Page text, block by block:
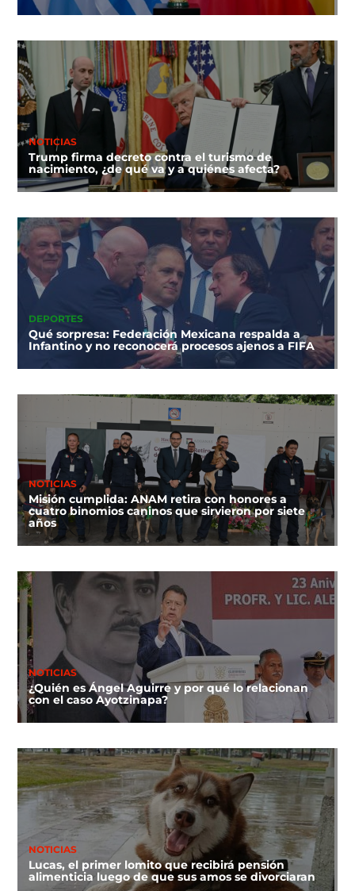
NOTICIAS
Trump firma decreto contra el turismo de
nacimiento, ¿de qué va y a quiénes afecta?
DEPORTES
Qué sorpresa: Federación Mexicana respalda a
Infantino y no reconocerá procesos ajenos a FIFA
NOTICIAS
Misión cumplida: ANAM retira con honores a
cuatro binomios caninos que sirvieron por siete
años
NOTICIAS
¿Quién es Ángel Aguirre y por qué lo relacionan
con el caso Ayotzinapa?
NOTICIAS
Lucas, el primer lomito que recibirá pensión
alimenticia luego de que sus amos se divorciaran